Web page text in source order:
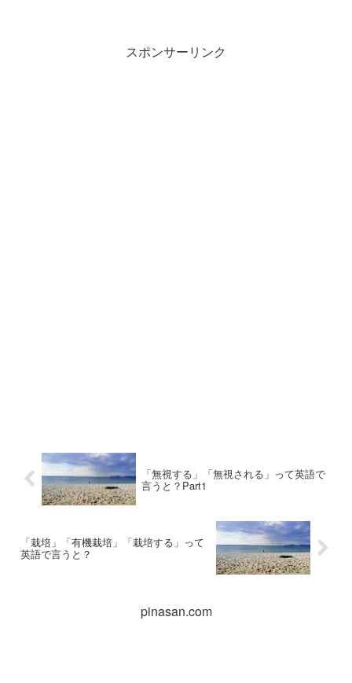
スポンサーリンク
「無視する」「無視される」って英語で
言うと？Part1
「栽培」「有機栽培」「栽培する」って
英語で言うと？
pinasan.com